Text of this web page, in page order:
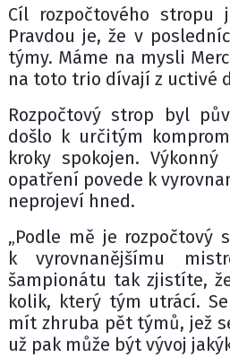
Cíl rozpočtového stropu
Pravdou je, že v
týmy. Máme na mysli
na toto trio dívají z uctivé
Rozpočtový strop byl
došlo k určitým
kroky spokojen.
opatření povede k
neprojeví hned.
„Podle mě je rozpočtový
k vyrovnanějšímu
šampionátu tak zjistíte,
kolik, který tým utrácí.
mít zhruba pět týmů, jež
už pak může být vývoj